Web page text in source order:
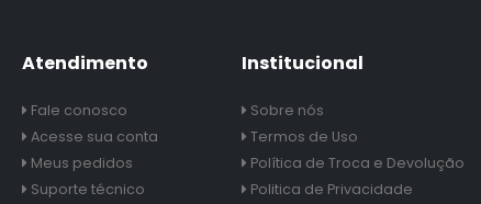
Atendimento
Fale conosco
Acesse sua conta
Meus pedidos
Suporte técnico
Institucional
Sobre nós
Termos de Uso
Política de Troca e Devolução
Politica de Privacidade